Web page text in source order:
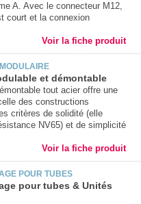
A. Avec le connecteur M12,
court et la connexion
Voir la fiche produit
et démontable
tout acier offre une
des constructions
critères de solidité (elle
NV65) et de simplicité
Voir la fiche produit
POUR TUBES
pour tubes & Unités